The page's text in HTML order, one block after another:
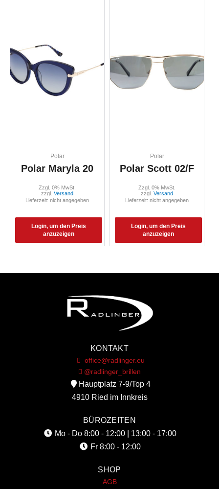
Polar
Polar Maryla 20
Login, um den Preis
anzuzeigen
Zzgl. 0% MwSt.
zzgl. Versand
Lieferzeit: nicht angegeben
Polar
Polar Scott 02/F
Login, um den Preis
anzuzeigen
Zzgl. 0% MwSt.
zzgl. Versand
Lieferzeit: nicht angegeben
KONTAKT
office@radlinger.eu
@radlinger_brillen
Hauptplatz 7-9/Top 4
4910 Ried im Innkreis
BÜROZEITEN
Mo - Do 8:00 - 12:00 | 13:00 - 17:00
Fr 8:00 - 12:00
SHOP
AGB